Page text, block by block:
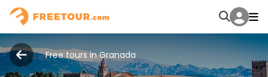
Free tours in Granada